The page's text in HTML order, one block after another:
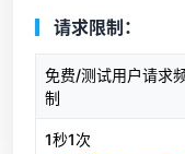
请求限制：
免费/测试用户请求
制
1秒1次